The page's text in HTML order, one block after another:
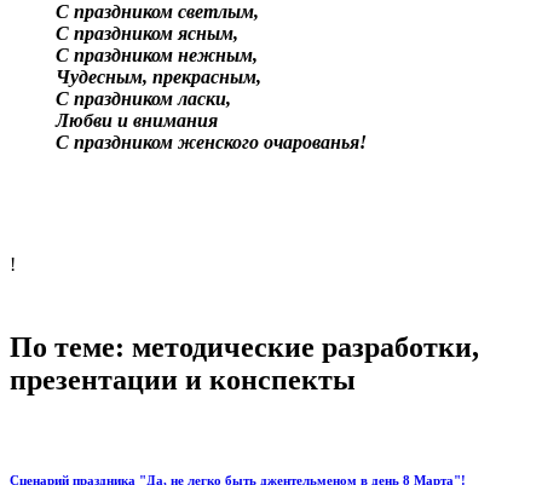
С праздником светлым,
С праздником ясным,
С праздником нежным,
Чудесным, прекрасным,
С праздником ласки,
Любви и внимания
С праздником женского очарованья!
!
По теме: методические разработки,
презентации и конспекты
Сценарий праздника "Да, не легко быть джентельменом в день 8 Марта"!